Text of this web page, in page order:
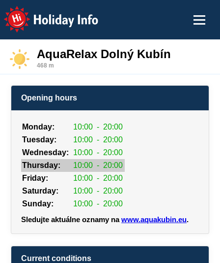
Holiday Info
AquaRelax Dolný Kubín
468 m
Opening hours
Monday: 10:00 - 20:00
Tuesday:
10:00 - 20:00
Wednesday:
10:00 - 20:00
Thursday:
10:00 - 20:00
Friday:
10:00 - 20:00
Saturday:
10:00 - 20:00
Sunday:
10:00 - 20:00
Sledujte aktuálne oznamy nawww.aquakubin.eu.
Current conditions